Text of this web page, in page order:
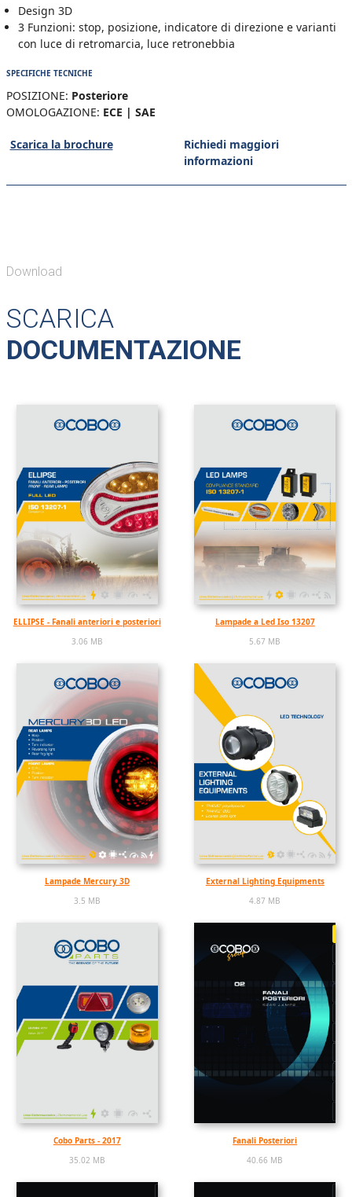
Design 3D
3 Funzioni: stop, posizione, indicatore di direzione e varianti
con luce di retromarcia, luce retronebbia
SPECIFICHE TECNICHE
POSIZIONE: Posteriore
OMOLOGAZIONE: ECE | SAE
Scarica la brochure
Richiedi maggiori
informazioni
Download
SCARICA
DOCUMENTAZIONE
ELLIPSE - Fanali anteriori e posteriori
3.06 MB
Lampade a Led Iso 13207
5.67 MB
Lampade Mercury 3D
3.5 MB
External Lighting Equipments
4.87 MB
Cobo Parts - 2017
35.02 MB
Fanali Posteriori
40.66 MB